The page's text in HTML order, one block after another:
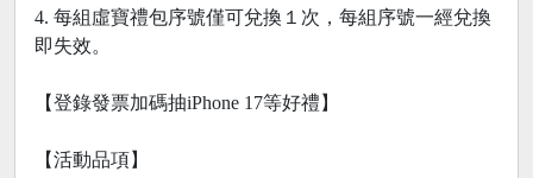
4. 每組虛寶禮包序號僅可兌換１次，每組序號一經兌換
即失效。
【登錄發票加碼抽iPhone 17等好禮】
【活動品項】